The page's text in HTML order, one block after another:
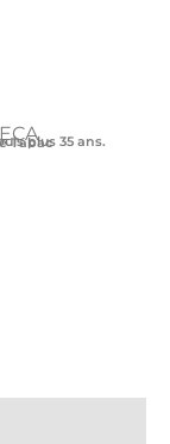
plus 35 ans.
Tabac